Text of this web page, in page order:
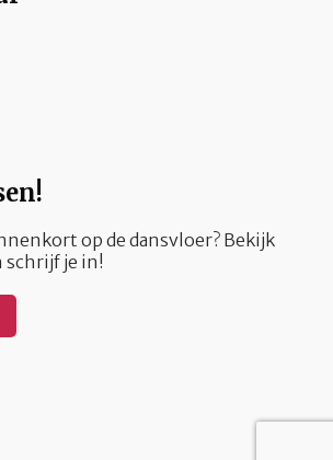
op de dansvloer? Bekijk
schrijf je in!